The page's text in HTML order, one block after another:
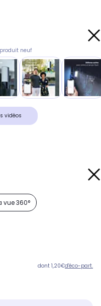
neuf
vidéos
vue 360°
dont 1,20€d'éco-part.